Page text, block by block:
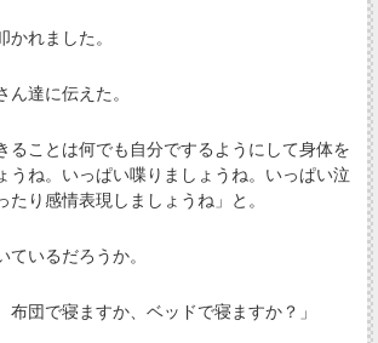
れました。
達に伝えた。
ことは何でも自分でするようにして身体を
うね。いっぱい喋りましょうね。いっぱい泣
たり感情表現しましょうね」と。
いるだろうか。
団で寝ますか、ベッドで寝ますか？」